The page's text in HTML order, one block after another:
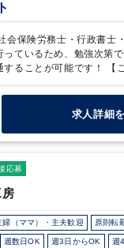
会保険労務士・行政書士
っているため、勉強次第
ることが可能です！
【
キャリアアップしたい◆ス
◆土日祝休みで家庭や自
求人詳細
応募
婦（ママ）・主夫歓迎 原則転
週数日OK 週3日からOK 週